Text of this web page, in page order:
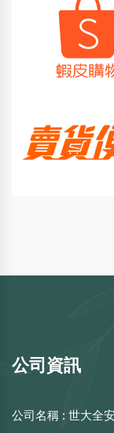
公司資訊
公司名稱 : 世大全